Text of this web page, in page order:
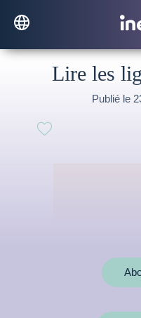
Lire les
Publié le